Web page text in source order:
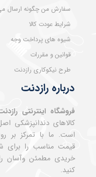
درباره رازدنت
فروشگاه اینترنتی
کالاهای دندانپزشکی
است. ما با تمرکز
قیمت مناسب را برای
خریدی مطمئن وآسان
کنید.
سفارش من چگونه ارسال
شرایط عودت کالا
شیوه های پرداخت وجه
قوانین و مقررات
طرح نیکوکاری رازدنت